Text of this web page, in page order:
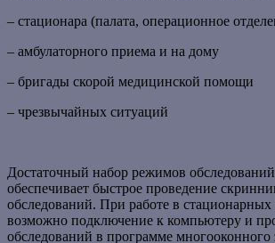
– стационара (палата, операционное
– амбулаторного приема и на дому
– бригады скорой медицинской помощи
– чрезвычайных ситуаций
Достаточный набор режимов
обеспечивает быстрое проведение
обследований. При работе в стационарных
возможно подключение к компьютеру и
обследований в программе многооконного